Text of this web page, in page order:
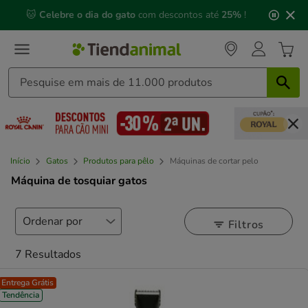
3,
mensagem,
📅 Compre até às 13h00 e receba a sua encomenda no
próximo dia útil⏰
Início Gatos Produtos para pêlo Máquinas de cortar pelo
Máquina de tosquiar gatos
Filtros
7 Resultados
Entrega Grátis
Tendência